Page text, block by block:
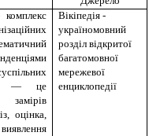
— це
оцінка,
Вікіпедія -
україномовний
розділ відкритої
багатомовної
мережевої
енциклопедії